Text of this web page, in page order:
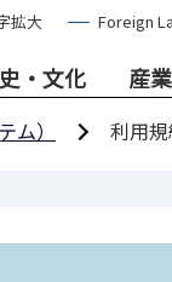
拡大 Foreign
・文化 産
） 利用